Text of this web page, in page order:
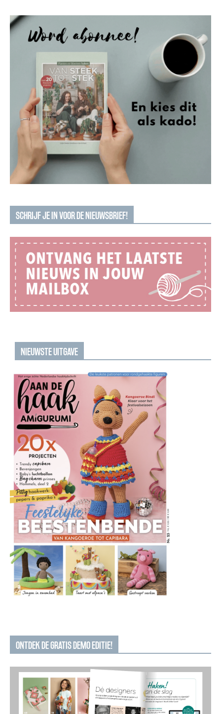
SCHRIJF JE IN VOOR DE NIEUWSBRIEF!
NIEUWSTE UITGAVE
ONTDEK DE GRATIS DEMO EDITIE!